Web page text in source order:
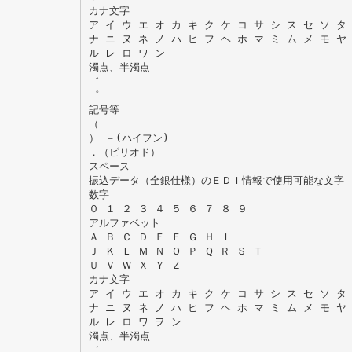
カナ文字
ア イ ウ エ オ カ キ ク ケ コ サ シ ス セ ソ タ
ナ ニ ヌ ネ ノ ハ ヒ フ ヘ ホ マ ミ ム メ モ ヤ
ル レ ロ ワ ン
濁点、半濁点
゛
゜
記号等
（
） －(ハイフン)
．（ピリオド）
スペース
振込データ（全銀仕様）のＥＤＩ情報で使用可能な文字
数字
０ １ ２ ３ ４ ５ ６ ７ ８ ９
アルファベット
Ａ Ｂ Ｃ Ｄ Ｅ Ｆ Ｇ Ｈ Ｉ
Ｊ Ｋ Ｌ Ｍ Ｎ Ｏ Ｐ Ｑ Ｒ Ｓ Ｔ
Ｕ Ｖ Ｗ Ｘ Ｙ Ｚ
カナ文字
ア イ ウ エ オ カ キ ク ケ コ サ シ ス セ ソ タ
ナ ニ ヌ ネ ノ ハ ヒ フ ヘ ホ マ ミ ム メ モ ヤ
ル レ ロ ワ ヲ ン
濁点、半濁点
゛